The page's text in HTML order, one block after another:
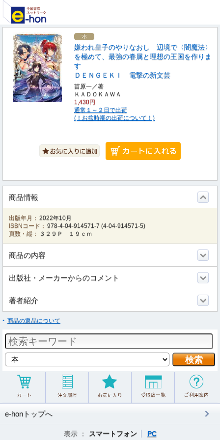
嫌われ皇子のやりなおし 辺境で〈闇魔法〉
を極めて、最強の眷属と理想の王国を作りま
す
ＤＥＮＧＥＫＩ 電撃の新文芸
苗原一／著
ＫＡＤＯＫＡＷＡ
1,430円
通常１～２日で出荷
(！お盆時期の出荷について！)
商品情報
出版年月： 2022年10月
ISBNコード： 978-4-04-914571-7 (4-04-914571-5)
頁数・縦：
３２９Ｐ １９ｃｍ
商品の内容
出版社・メーカーからのコメント
著者紹介
商品の返品について
e-honトップへ
表示 ： スマートフォン PC